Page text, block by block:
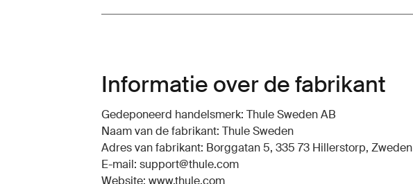
Informatie over de fabrikant
Gedeponeerd handelsmerk: Thule Sweden AB
Naam van de fabrikant: Thule Sweden
Adres van fabrikant: Borggatan 5, 335 73 Hillerstorp, Zweden
E-mail: support@thule.com
Website: www.thule.com